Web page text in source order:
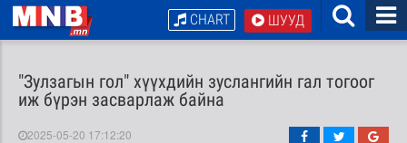
ШУУД
CHART
"Зулзагын гол" хүүхдийн зуслангийн гал тогоог
иж бүрэн засварлаж байна
2025-05-20 17:12:20